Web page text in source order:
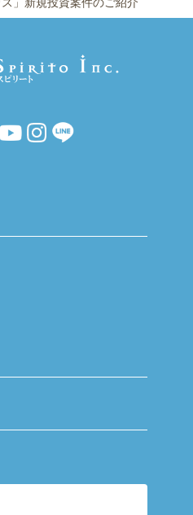
」新規投資案件のご紹介